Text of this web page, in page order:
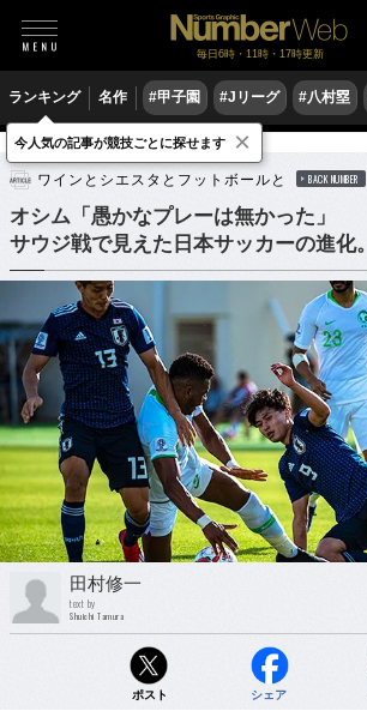
毎日6時・11時・17時更新
ランキング 名作 #甲子園 #Jリーグ #八村塁
サッカー サッカー日本代表
ワインとシエスタとフットボールと BACK NUMBER
オシム「愚かなプレーは無かった」
サウジ戦で見えた日本サッカーの進化。
田村修一
text by
Shuichi Tamura
ポスト シェア
今人気の記事が競技ごとに探せます ×